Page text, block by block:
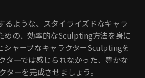
るような、スタイライズドなキャラ
めの、効率的なSculpting方法を身に
シャープなキャラクターSculptingを
ターでは感じられなかった、豊かな
ターを完成させましょう。